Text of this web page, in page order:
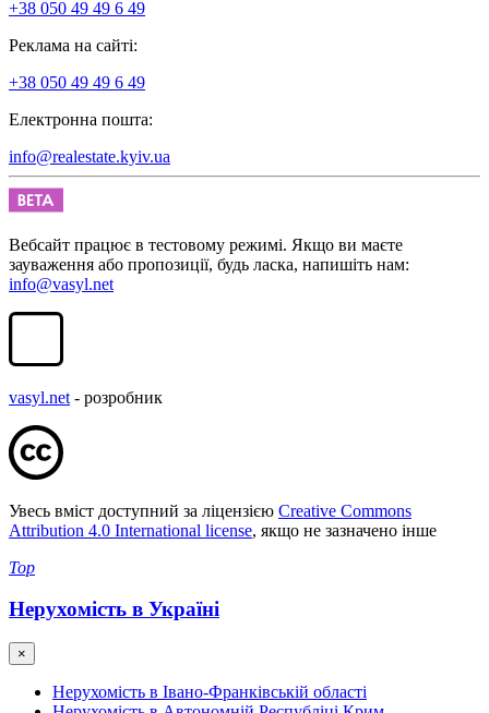
+38 050 49 49 6 49
Реклама на сайті:
+38 050 49 49 6 49
Електронна пошта:
info@realestate.kyiv.ua
Вебсайт працює в тестовому режимі. Якщо ви маєте
зауваження або пропозиції, будь ласка, напишіть нам:
info@vasyl.net
vasyl.net - розробник
Увесь вміст доступний за ліцензією Creative Commons
Attribution 4.0 International license, якщо не зазначено інше
Top
Нерухомість в Україні
×
Нерухомість в Івано-Франківській області